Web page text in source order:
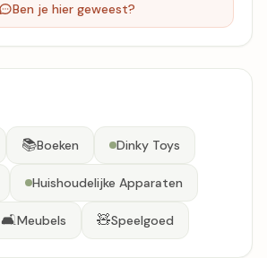
Ben je hier geweest?
📚Boeken Dinky Toys
Huishoudelijke Apparaten
🛋️Meubels 🧸Speelgoed